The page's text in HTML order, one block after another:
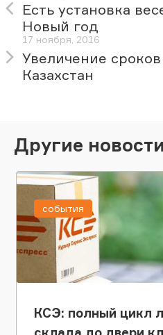
Есть установка
Новый год
17 ноября, 2016
Увеличение
Казахстан
Другие новости
КСЭ: полный цикл
события